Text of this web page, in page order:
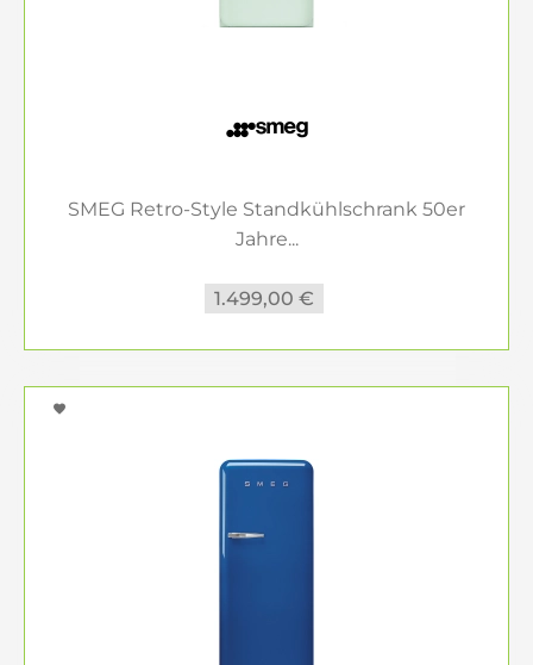
SMEG Retro-Style Standkühlschrank 50er
Jahre...
1.499,00 €